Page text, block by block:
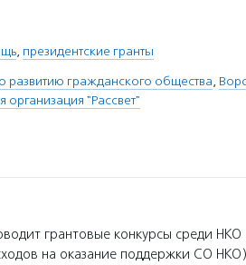
, президентские гранты
развитию гражданского общества,
организация "Рассвет"
грантовые конкурсы среди НКО
на оказание поддержки СО